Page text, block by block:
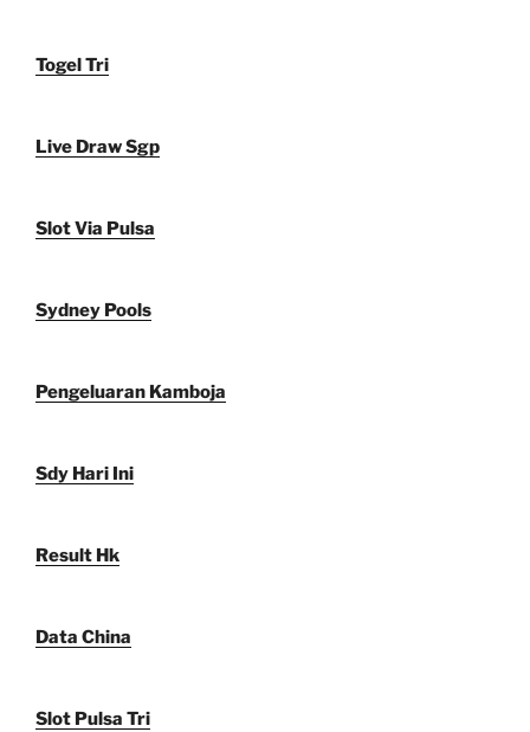
Togel Tri
Live Draw Sgp
Slot Via Pulsa
Sydney Pools
Pengeluaran Kamboja
Sdy Hari Ini
Result Hk
Data China
Slot Pulsa Tri